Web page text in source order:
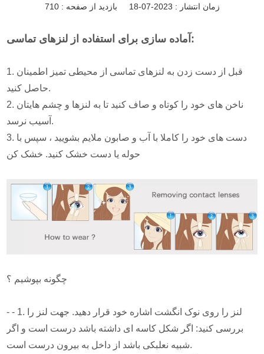
بازدید از صفحه :710 زمان انتشار : 2023-07-18
آماده سازی برای استفاده از لنزهای تماسی:
1. قبل از دست زدن به لنزهای تماسی از محیطی تمیز اطمینان
حاصل کنید.
2. ناخن های خود را کوتاه و صاف کنید تا به لنزها و چشم هایتان
آسیب نرسد.
3. دست های خود را کاملا با آب و صابون ملایم بشویید ، سپس با
حوله یا دست خشک کنید. خشک کن
چگونه بپوشیم ؟
- - 1. لنز را روی نوک انگشت اشاره خود قرار دهید. جهت لنز را
بررسی کنید: اگر شکل کاسه ای داشته باشد درست است و اگر
شبیه نعلبکی باشد از داخل به بیرون درست است.